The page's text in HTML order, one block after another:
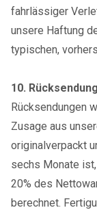
fahrlässiger
unsere Haftung
typischen,
10.
Rücksendungen
Zusage aus
originalverpackt
sechs Monate
20% des
berechnet.